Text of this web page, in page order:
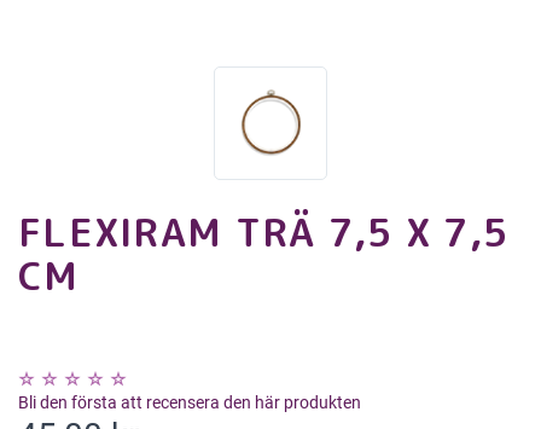
FLEXIRAM TRÄ 7,5 X 7,5
CM
Bli den första att recensera den här produkten